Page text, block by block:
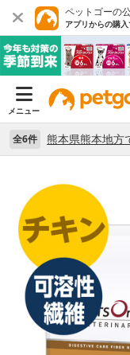
ペットゴーの
アプリからの購
メニュー
全6件